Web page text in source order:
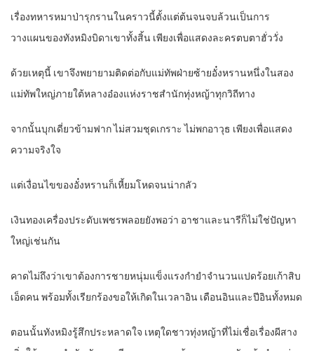
เรื่องทหารหมาป่ารุกรานในคราวนี้ตั้งแต่ต้นจนจบล้วนเป็นการ
วางแผนของทังหมิงบิดาเขาทั้งสิ้น เพียงเพื่อแสดงละครตบตาฮั่ววั่ง
ด้วยเหตุนี้ เขาจึงพยายามติดต่อกับแม่ทัพฝ่ายซ้ายอั๋งหรานหนึ่งในสอง
แม่ทัพใหญ่ภายใต้หลางอ๋องแห่งราชสำนักทุ่งหญ้าทุกวิถีทาง
จากนั้นบุกเดี่ยวข้ามฟาก ไม่สวมชุดเกราะ ไม่พกอาวุธ เพียงเพื่อแสดง
ความจริงใจ
แต่เงื่อนไขของอั๋งหรานก็เหี้ยมโหดจนน่ากลัว
เงินทองเครื่องประดับเพชรพลอยยังพอว่า อาชาและนารีก็ไม่ใช่ปัญหา
ใหญ่เช่นกัน
คาดไม่ถึงว่าเขาต้องการชายหนุ่มแข็งแรงกำยำจำนวนแปดร้อยเก้าสิบ
เอ็ดคน พร้อมทั้งเรียกร้องขอให้เกิดในเวลาอิน เดือนอินและปีอินทั้งหมด
ตอนนั้นทังหมิงรู้สึกประหลาดใจ เหตุใดชาวทุ่งหญ้าที่ไม่เชื่อเรื่องผีสาง